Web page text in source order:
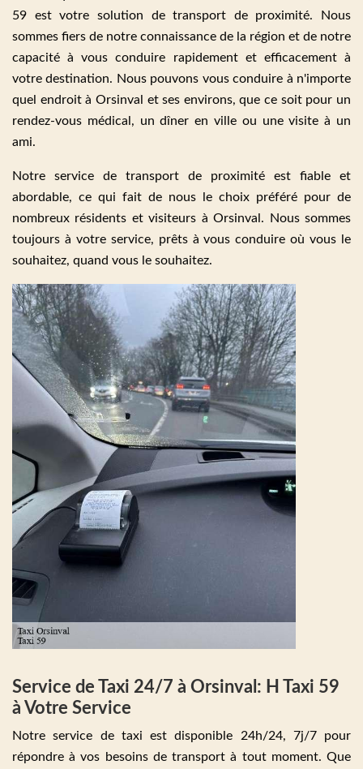
59 est votre solution de transport de proximité. Nous
sommes fiers de notre connaissance de la région et de notre
capacité à vous conduire rapidement et efficacement à
votre destination. Nous pouvons vous conduire à n'importe
quel endroit à Orsinval et ses environs, que ce soit pour un
rendez-vous médical, un dîner en ville ou une visite à un
ami.
Notre service de transport de proximité est fiable et
abordable, ce qui fait de nous le choix préféré pour de
nombreux résidents et visiteurs à Orsinval. Nous sommes
toujours à votre service, prêts à vous conduire où vous le
souhaitez, quand vous le souhaitez.
Service de Taxi 24/7 à Orsinval: H Taxi 59
à Votre Service
Notre service de taxi est disponible 24h/24, 7j/7 pour
répondre à vos besoins de transport à tout moment. Que